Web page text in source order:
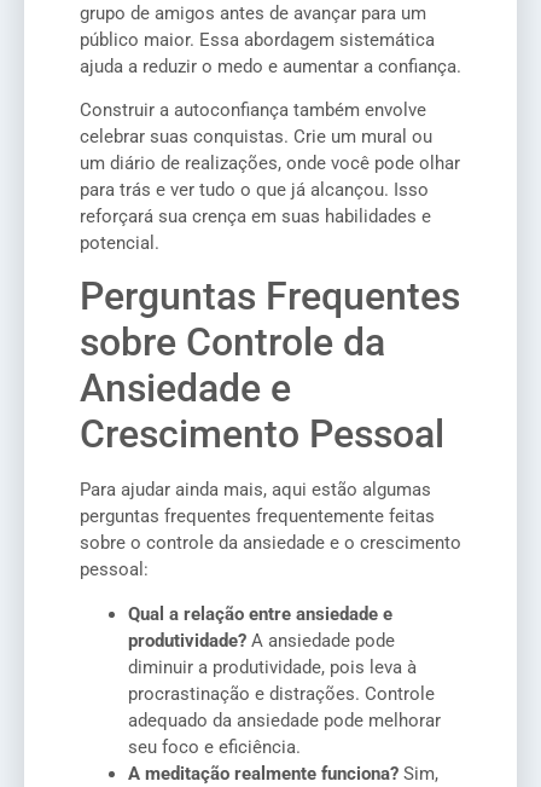
grupo de amigos antes de avançar para um
público maior. Essa abordagem sistemática
ajuda a reduzir o medo e aumentar a confiança.
Construir a autoconfiança também envolve
celebrar suas conquistas. Crie um mural ou
um diário de realizações, onde você pode olhar
para trás e ver tudo o que já alcançou. Isso
reforçará sua crença em suas habilidades e
potencial.
Perguntas Frequentes
sobre Controle da
Ansiedade e
Crescimento Pessoal
Para ajudar ainda mais, aqui estão algumas
perguntas frequentes frequentemente feitas
sobre o controle da ansiedade e o crescimento
pessoal:
Qual a relação entre ansiedade e
produtividade? A ansiedade pode
diminuir a produtividade, pois leva à
procrastinação e distrações. Controle
adequado da ansiedade pode melhorar
seu foco e eficiência.
A meditação realmente funciona? Sim,